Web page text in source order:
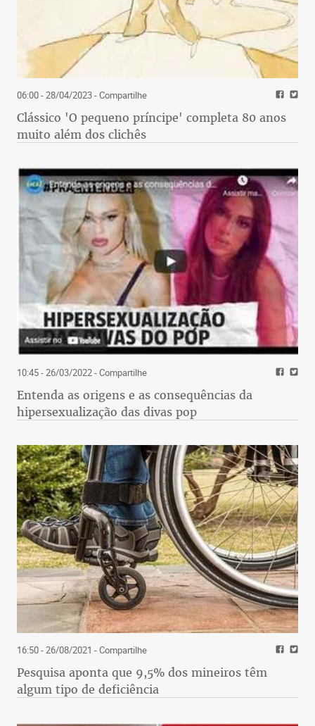
06:00 - 28/04/2023- Compartilhe
Clássico 'O pequeno príncipe' completa 80 anos
muito além dos clichês
10:45 - 26/03/2022- Compartilhe
Entenda as origens e as consequências da
hipersexualização das divas pop
16:50 - 26/08/2021 - Compartilhe
Pesquisa aponta que 9,5% dos mineiros têm
algum tipo de deficiência